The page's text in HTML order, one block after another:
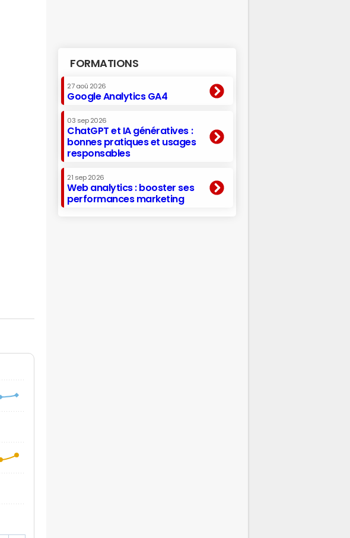
FORMATIONS
27 aoû 2026
Google Analytics GA4
03 sep 2026
ChatGPT et IA génératives :
bonnes pratiques et usages
responsables
21 sep 2026
Web analytics : booster ses
performances marketing